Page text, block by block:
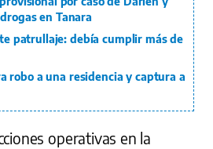
en Tanara
patrullaje: debía cumplir más de
robo a una residencia y captura a
operativas en la